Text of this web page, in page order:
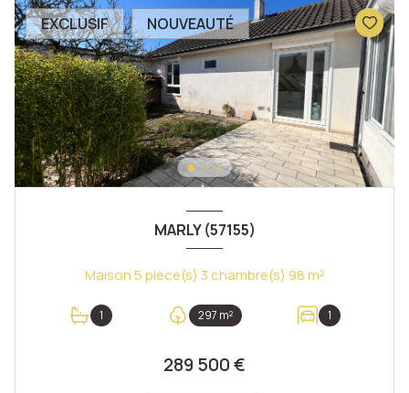
EXCLUSIF NOUVEAUTÉ
MARLY (57155)
Maison 5 pièce(s) 3 chambre(s) 98 m²
1 297 m² 1
289 500 €